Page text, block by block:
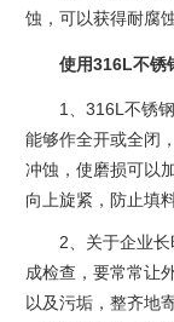
蚀，可以获得耐腐
使用316L不锈
1、316L不锈
能够作全开或全闭
冲蚀，使磨损可以
向上旋紧，防止填
2、关于企业
成检查，要常常让
以及污垢，整齐地